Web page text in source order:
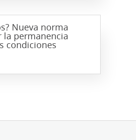
Nueva norma
la permanencia
condiciones